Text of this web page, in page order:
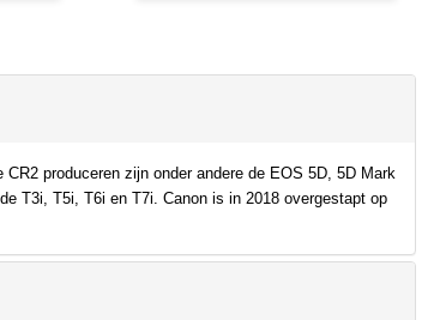
produceren zijn onder andere de EOS 5D, 5D Mark
T3i, T5i, T6i en T7i. Canon is in 2018 overgestapt op